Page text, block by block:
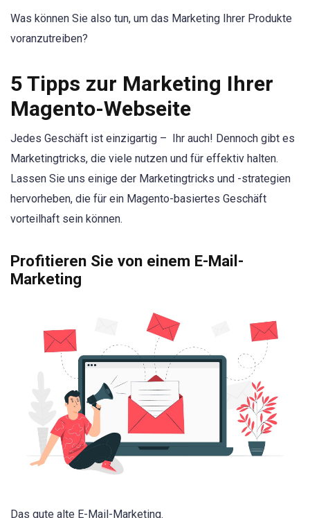
Was können Sie also tun, um das Marketing Ihrer Produkte
voranzutreiben?
5 Tipps zur Marketing Ihrer
Magento-Webseite
Jedes Geschäft ist einzigartig – Ihr auch! Dennoch gibt es
Marketingtricks, die viele nutzen und für effektiv halten.
Lassen Sie uns einige der Marketingtricks und -strategien
hervorheben, die für ein Magento-basiertes Geschäft
vorteilhaft sein können.
Profitieren Sie von einem E-Mail-
Marketing
Das gute alte E-Mail-Marketing.